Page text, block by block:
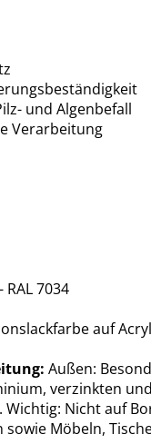
und Algenbefall
Verarbeitung
RAL 7034
auf
Außen:
verzinkten
Nicht auf
Möbeln,